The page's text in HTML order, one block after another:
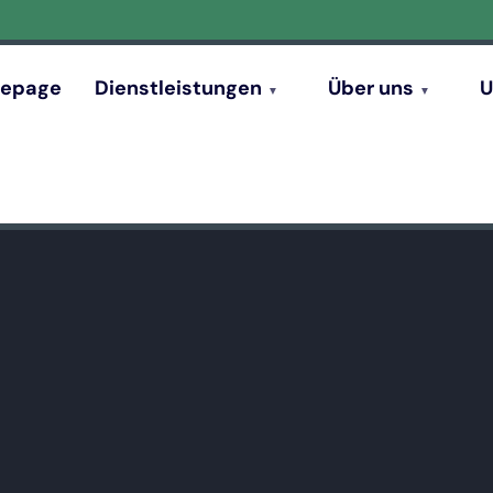
Dienstleistungen Über uns